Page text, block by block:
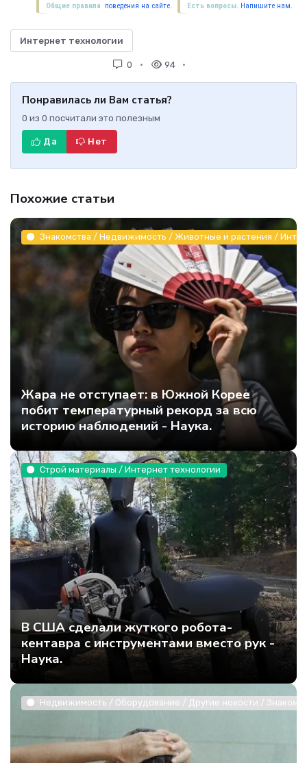
Есть вопросы. Напишите нам.
Общие правила поведения на сайте.
Интернет технологии
0 94
Понравилась ли Вам статья?
0 из 0 посчитали это полезным
Да Нет
Похожие статьи
Знакомства / Недвижимость / Животные и растения /
Жара не отступает: в Южной Корее
побит температурный рекорд за всю
историю наблюдений - Наука.
Строй материалы / Интернет технологии
В США сделали жуткого робота-
кентавра с инструментами вместо рук -
Наука.
Недвижимость / Оборудование / Другие новости /